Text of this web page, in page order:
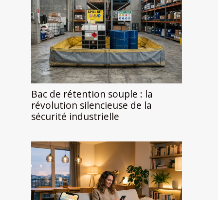
Bac de rétention souple : la
révolution silencieuse de la
sécurité industrielle